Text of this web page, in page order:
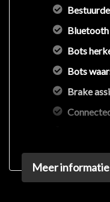
Bluetooth
Bots
Bots
Brake
Meer informatie